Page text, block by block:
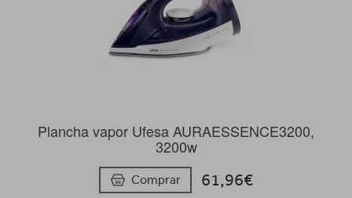
Plancha vapor Ufesa AURAESSENCE3200,
3200w
Comprar 61,96€